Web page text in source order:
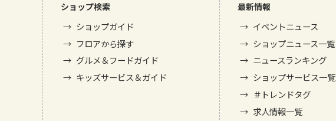
ショップ検索
ショップガイド
フロアから探す
グルメ＆フードガイド
キッズサービス＆ガイド
最新情報
イベントニュース
ショップニュース一覧
ニュースランキング
ショップサービス一覧
＃トレンドタグ
求人情報一覧